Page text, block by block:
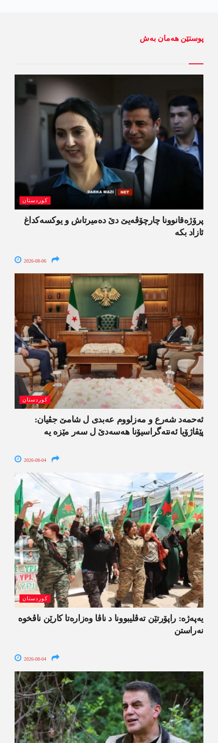
پوستێن ھەمان بەش
کوردستان
پرۆژەقانوونا چارچۆڤەیێ دێ دەمیرتاش و یوکسەکداغ
ئازاد بکە
2026-08-06
کوردستان
ئەحمەد شەرع و مەزلووم عەبدی ل شامێ جڤیان:
پێڤاژۆیا ئەنتەگراسیۆنا ھەسەدێ ل سەر مێزە یە
2026-08-04
کوردستان
یەپەژە: راپۆرتێن تەڤلیبوونا د ناڤا وەزارەتا کارێن ناڤخوە
نەراستن
2026-08-04